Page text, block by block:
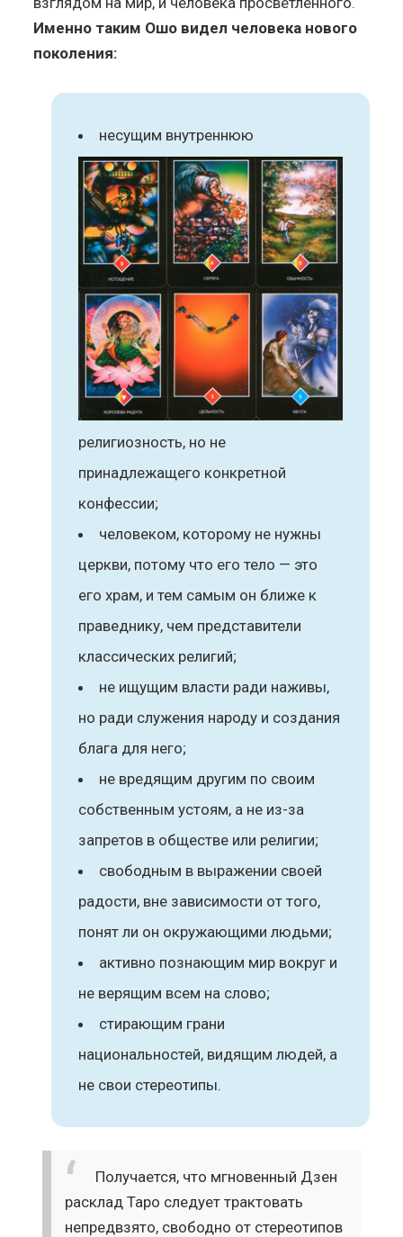
Именно таким Ошо видел человека нового
поколения:
несущим внутреннюю
религиозность, но не
принадлежащего конкретной
конфессии;
человеком, которому не нужны
церкви, потому что его тело — это
его храм, и тем самым он ближе к
праведнику, чем представители
классических религий;
не ищущим власти ради наживы,
но ради служения народу и создания
блага для него;
не вредящим другим по своим
собственным устоям, а не из-за
запретов в обществе или религии;
свободным в выражении своей
радости, вне зависимости от того,
понят ли он окружающими людьми;
активно познающим мир вокруг и
не верящим всем на слово;
стирающим грани
национальностей, видящим людей, а
не свои стереотипы.
Получается, что мгновенный Дзен
расклад Таро следует трактовать
непредвзято, свободно от стереотипов